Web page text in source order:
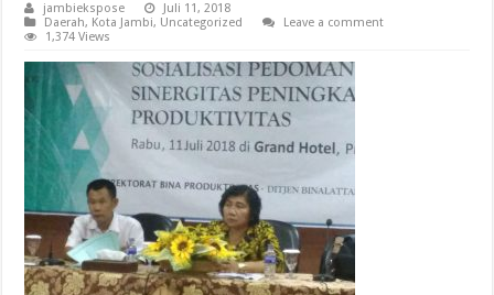
jambiekspose
Juli 11, 2018
Daerah, Kota Jambi, Uncategorized
Leave a comment
1,374 Views